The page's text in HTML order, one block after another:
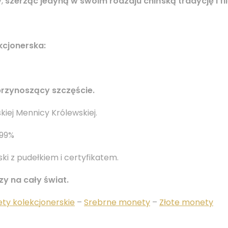
szczęście.
Mennicy Królewskiej.
z pudełkiem i certyfikatem.
na cały świat.
kolekcjonerskie – Srebrne monety – Złote monety